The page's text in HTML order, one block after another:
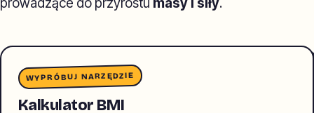
WYPRÓBUJ NARZĘDZIE
Kalkulator BMI